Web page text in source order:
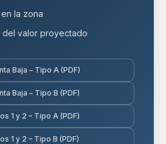
la zona
del valor proyectado
Baja – Tipo A (PDF)
Baja – Tipo B (PDF)
1 y 2 – Tipo A (PDF)
1 y 2 – Tipo B (PDF)